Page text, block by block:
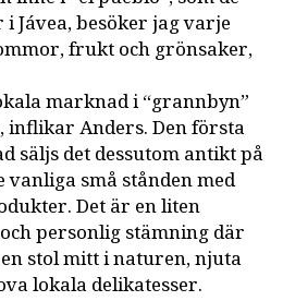
Jávea, besöker jag varje
frukt och grönsaker,
marknad i “grannbyn”
inflikar Anders. Den första
säljs det dessutom antikt på
små stånden med
Det är en liten
personlig stämning där
stol mitt i naturen, njuta
lokala delikatesser.